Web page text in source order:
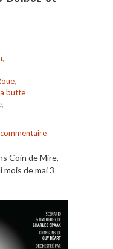
,
,
butte
,
Coin de Mire,
de mai 3